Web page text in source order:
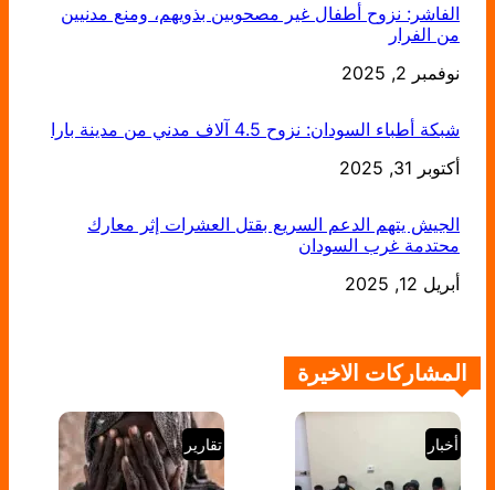
الفاشر: نزوح أطفال غير مصحوبين بذويهم، ومنع مدنيين
من الفرار
التاريخ
نوفمبر 2, 2025
شبكة أطباء السودان: نزوح 4.5 آلاف مدني من مدينة بارا
التاريخ
أكتوبر 31, 2025
الجيش يتهم الدعم السريع بقتل العشرات إثر معارك
محتدمة غرب السودان
التاريخ
أبريل 12, 2025
المشاركات الاخيرة
أخبار تقارير